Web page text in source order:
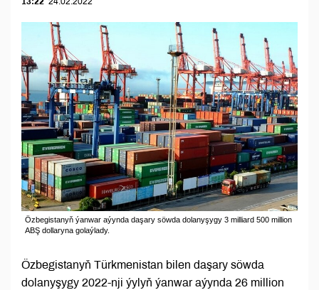
Özbegistanyň ýanwar aýynda daşary söwda dolanyşygy 3 milliard 500 million
ABŞ dollaryna golaýlady.
Özbegistanyň Türkmenistan bilen daşary söwda
dolanyşygy 2022-nji ýylyň ýanwar aýynda 26 million